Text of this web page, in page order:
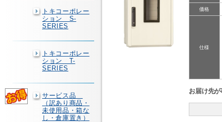
トキコーポレー
ション S-
SERIES
トキコーポレー
ション T-
SERIES
サービス品
（訳あり商品・
未使用品・箱な
し・倉庫置き）
価格
仕様
お届け先